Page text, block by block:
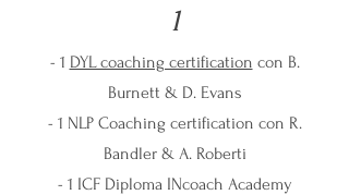
1
- 1 DYL coaching certification con B.
Burnett & D. Evans
- 1 NLP Coaching certification con R.
Bandler & A. Roberti
- 1 ICF Diploma INcoach Academy